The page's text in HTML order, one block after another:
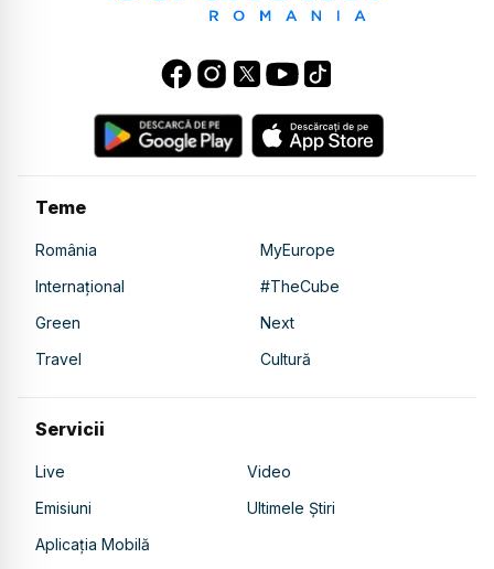
Teme
România
MyEurope
Internațional
#TheCube
Green
Next
Travel
Cultură
Servicii
Live
Video
Emisiuni
Ultimele Știri
Aplicația Mobilă